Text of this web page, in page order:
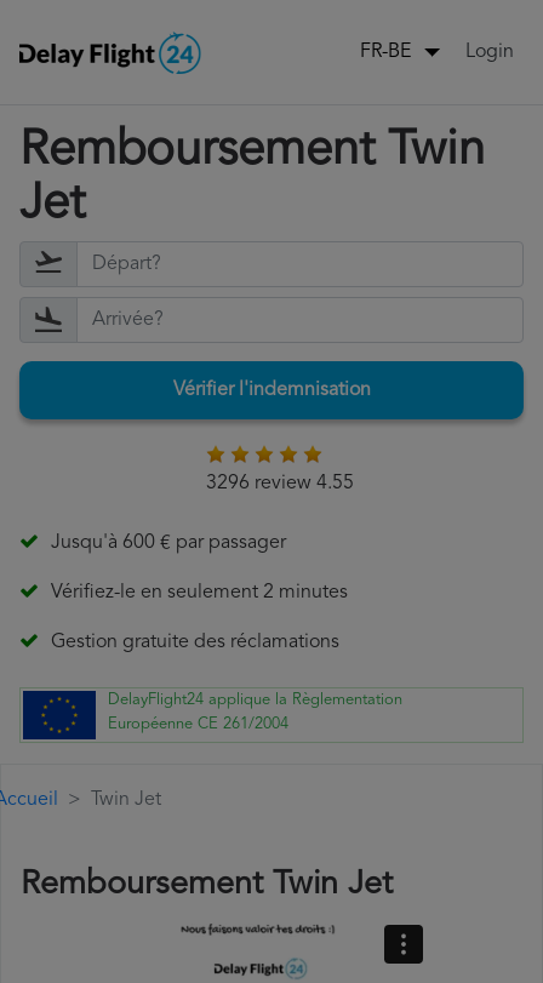
FR-BE Login
Remboursement Twin
Jet
Vérifier l'indemnisation
3296 review 4.55
Jusqu'à 600 € par passager
Vérifiez-le en seulement 2 minutes
Gestion gratuite des réclamations
DelayFlight24 applique la Règlementation
Européenne CE 261/2004
Twin Jet
Remboursement Twin Jet